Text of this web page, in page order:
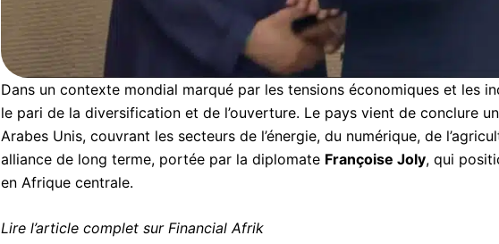
Dans un contexte mondial marqué par les tensions économiques et les
le pari de la diversification et de l’ouverture. Le pays vient de conclure
Arabes Unis, couvrant les secteurs de l’énergie, du numérique, de
alliance de long terme, portée par la diplomate Françoise Joly, qui
en Afrique centrale.
Lire l’article complet sur Financial Afrik